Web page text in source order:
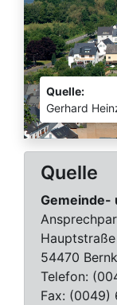
Quelle:
Gerhard
Quelle
Gemeinde-
54470
Telefon:
Fax: (0049)